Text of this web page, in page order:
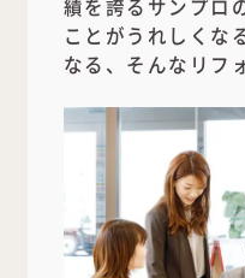
績を誇るサンプロ
ことがうれしくな
なる、そんなリフ